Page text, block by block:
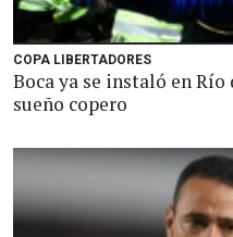
COPA LIBERTADORES
Boca ya se instaló en Río
sueño copero